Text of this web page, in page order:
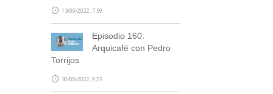
13/09/2022, 7:59
Episodio 160:
Arquicafé con Pedro
Torrijos
30/08/2022, 9:25